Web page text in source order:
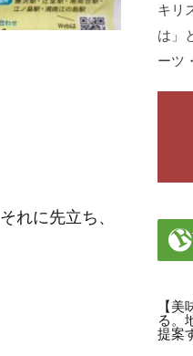
れに先立ち、
キリ
は」
ーツ
【
る。
提案